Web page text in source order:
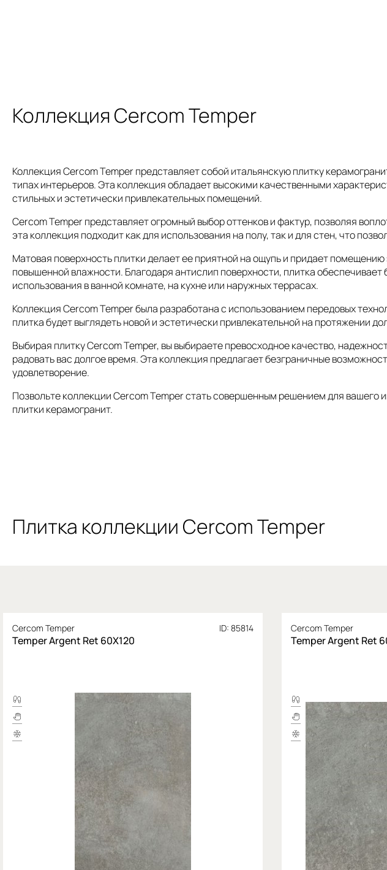
Коллекция Cercom Temper
Коллекция Cercom Temper представляет собой итальянскую плитку
типах интерьеров. Эта коллекция обладает высокими качественными
стильных и эстетически привлекательных помещений.
Cercom Temper представляет огромный выбор оттенков и фактур, позволяя
эта коллекция подходит как для использования на полу, так и для стен, что
Матовая поверхность плитки делает ее приятной на ощупь и придает
повышенной влажности. Благодаря антислип поверхности, плитка
использования в ванной комнате, на кухне или наружных террасах.
Коллекция Cercom Temper была разработана с использованием передовых
плитка будет выглядеть новой и эстетически привлекательной на протяжении
Выбирая плитку Cercom Temper, вы выбираете превосходное качество,
радовать вас долгое время. Эта коллекция предлагает безграничные
удовлетворение.
Позвольте коллекции Cercom Temper стать совершенным решением для вашего
плитки керамогранит.
Плитка коллекции Cercom Temper
Cercom Temper ID: 85814
Temper Argent Ret 60X120
Cercom Temper
Temper Argent Ret